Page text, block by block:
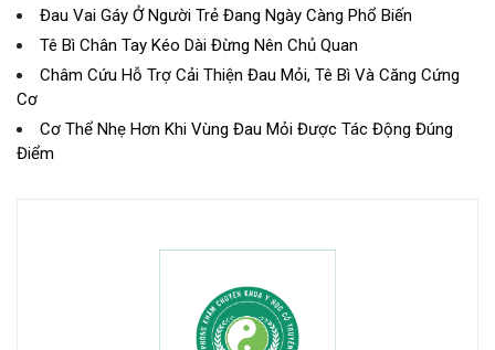
Đau Vai Gáy Ở Người Trẻ Đang Ngày Càng Phổ Biến
Tê Bì Chân Tay Kéo Dài Đừng Nên Chủ Quan
Châm Cứu Hỗ Trợ Cải Thiện Đau Mỏi, Tê Bì Và Căng Cứng
Cơ
Cơ Thể Nhẹ Hơn Khi Vùng Đau Mỏi Được Tác Động Đúng
Điểm